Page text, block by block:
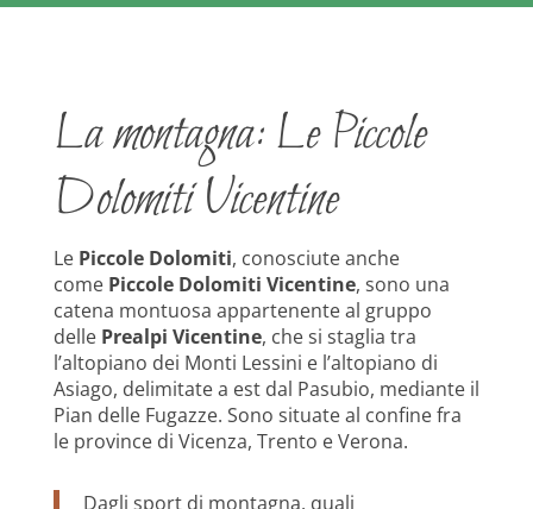
La montagna: Le Piccole
Dolomiti Vicentine
Le Piccole Dolomiti, conosciute anche
come Piccole Dolomiti Vicentine, sono una
catena montuosa appartenente al gruppo
delle Prealpi Vicentine, che si staglia tra
l’altopiano dei Monti Lessini e l’altopiano di
Asiago, delimitate a est dal Pasubio, mediante il
Pian delle Fugazze. Sono situate al confine fra
le province di Vicenza, Trento e Verona.
Dagli sport di montagna, quali